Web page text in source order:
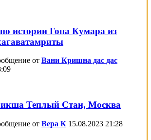
истории Гопа Кумара из
от Вани Кришна дас дас
Теплый Стан, Москва
от Вера К 15.08.2023 21:28